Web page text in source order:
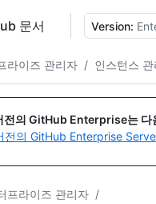
문서 Version:
라이즈 관리자 / 인스턴스 관
전의 GitHub Enterprise는 다
전의 GitHub Enterprise
프라이즈 관리자 /